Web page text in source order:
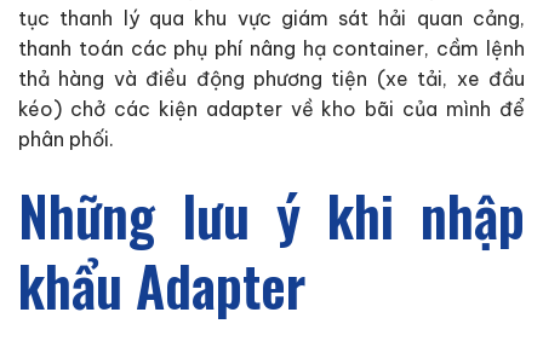
tục thanh lý qua khu vực giám sát hải quan cảng,
thanh toán các phụ phí nâng hạ container, cầm lệnh
thả hàng và điều động phương tiện (xe tải, xe đầu
kéo) chở các kiện adapter về kho bãi của mình để
phân phối.
Những lưu ý khi nhập
khẩu Adapter